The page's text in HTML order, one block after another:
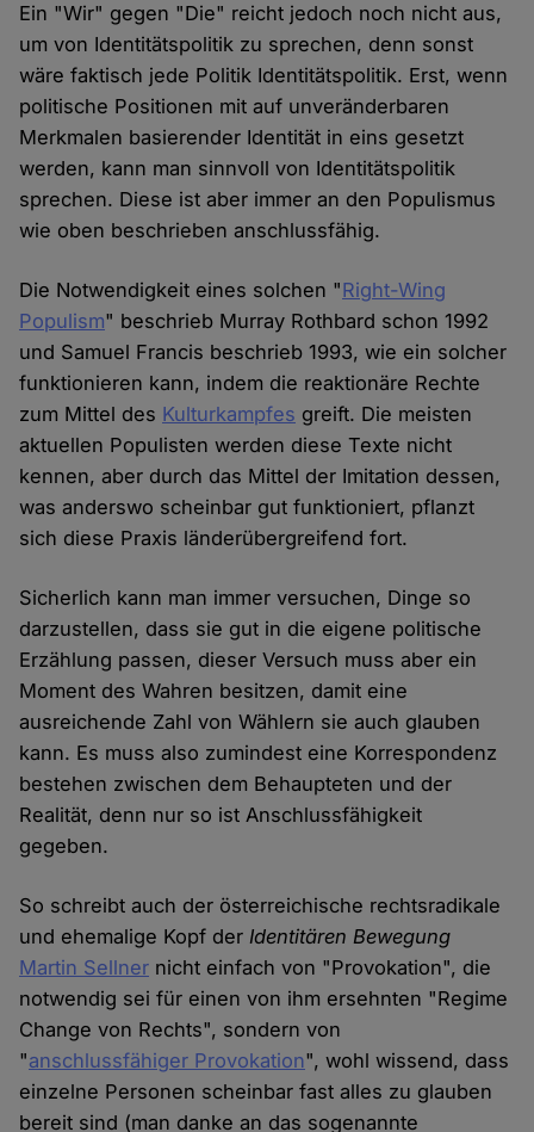
Ein "Wir" gegen "Die" reicht jedoch noch nicht aus,
um von Identitätspolitik zu sprechen, denn sonst
wäre faktisch jede Politik Identitätspolitik. Erst, wenn
politische Positionen mit auf unveränderbaren
Merkmalen basierender Identität in eins gesetzt
werden, kann man sinnvoll von Identitätspolitik
sprechen. Diese ist aber immer an den Populismus
wie oben beschrieben anschlussfähig.
Die Notwendigkeit eines solchen "Right-Wing
Populism" beschrieb Murray Rothbard schon 1992
und Samuel Francis beschrieb 1993, wie ein solcher
funktionieren kann, indem die reaktionäre Rechte
zum Mittel des Kulturkampfes greift. Die meisten
aktuellen Populisten werden diese Texte nicht
kennen, aber durch das Mittel der Imitation dessen,
was anderswo scheinbar gut funktioniert, pflanzt
sich diese Praxis länderübergreifend fort.
Sicherlich kann man immer versuchen, Dinge so
darzustellen, dass sie gut in die eigene politische
Erzählung passen, dieser Versuch muss aber ein
Moment des Wahren besitzen, damit eine
ausreichende Zahl von Wählern sie auch glauben
kann. Es muss also zumindest eine Korrespondenz
bestehen zwischen dem Behaupteten und der
Realität, denn nur so ist Anschlussfähigkeit
gegeben.
So schreibt auch der österreichische rechtsradikale
und ehemalige Kopf derIdentitären Bewegung
Martin Sellner nicht einfach von "Provokation", die
notwendig sei für einen von ihm ersehnten "Regime
Change von Rechts", sondern von
"anschlussfähiger Provokation", wohl wissend, dass
einzelne Personen scheinbar fast alles zu glauben
bereit sind (man danke an das sogenannte